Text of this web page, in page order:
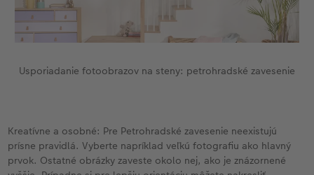
Usporiadanie fotoobrazov na steny: petrohradské zavesenie
Kreatívne a osobné: Pre Petrohradské zavesenie neexistujú
prísne pravidlá. Vyberte napríklad veľkú fotografiu ako hlavný
prvok. Ostatné obrázky zaveste okolo nej, ako je znázornené